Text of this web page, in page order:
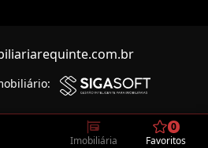
Imobiliária
0
Favoritos